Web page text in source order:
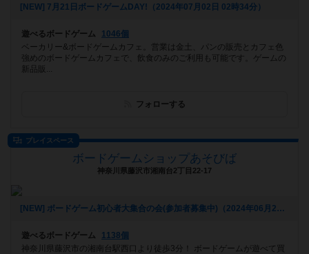
[NEW] 7月21日ボードゲームDAY!（2024年07月02日 02時34分）
遊べるボードゲーム
1046個
ベーカリー&ボードゲームカフェ。営業は金土、パンの販売とカフェ色
強めのボードゲームカフェで、飲食のみのご利用も可能です。ゲームの
新品販...
フォローする
プレイスペース
ボードゲームショップあそびば
神奈川県藤沢市湘南台2丁目22-17
[NEW] ボードゲーム初心者大集合の会(参加者募集中)（2024年06月21日 09時28分）
遊べるボードゲーム
1138個
神奈川県藤沢市の湘南台駅西口より徒歩3分！ ボードゲームが遊べて買